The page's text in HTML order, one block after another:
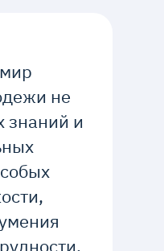
не
знаний и